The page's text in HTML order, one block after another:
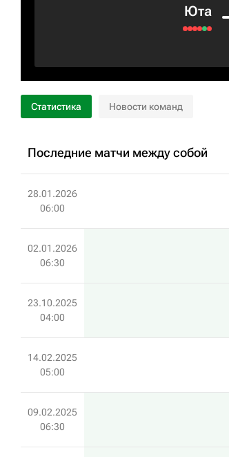
Юта
Статистика Новости команд
Последние матчи между собой
28.01.2026
06:00
02.01.2026
06:30
23.10.2025
04:00
14.02.2025
05:00
09.02.2025
06:30